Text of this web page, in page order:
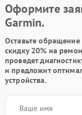
Оформите
Garmin.
Оставьте
скидку 20% на
проведет
и предложит
устройства.